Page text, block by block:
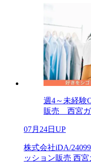
週4～未経験
販売 西宮ガ
07月24日UP
株式会社iDA/
ッション販売 西